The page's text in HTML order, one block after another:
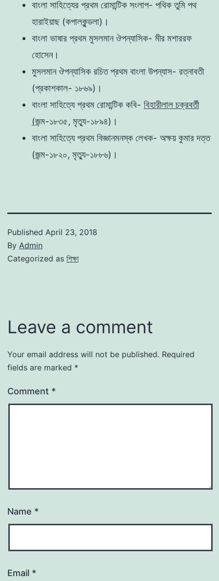
বাংলা সাহিত্যের প্রথম রোমান্টিক সংলাপ- পথিক তুমি পথ
হারাইয়াছ (কপালকুন্ডলা)।
বাংলা ভাষার প্রথম মুসলমান ঔপন্যাসিক- মীর মশাররফ
হোসেন।
মুসলমান ঔপন্যাসিক রচিত প্রথম বাংলা উপন্যাস- রত্নাবতী
(প্রকাশকাল- ১৮৬৯)।
বাংলা সাহিত্যে প্রথম রোমান্টিক কবি- বিহারীলাল চক্রবর্তী
(জন্ম-১৮৩৫, মৃত্যু-১৮৯৪)।
বাংলা সাহিত্যে প্রথম বিজ্ঞানমনস্ক লেখক- অক্ষয় কুমার দত্ত
(জন্ম-১৮২০, মৃত্যু-১৮৮৬)।
Published April 23, 2018
By Admin
Categorized as শিক্ষা
Leave a comment
Your email address will not be published. Required
fields are marked *
Comment *
Name *
Email *